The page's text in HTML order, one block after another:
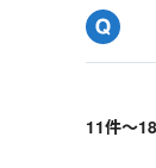
11件～